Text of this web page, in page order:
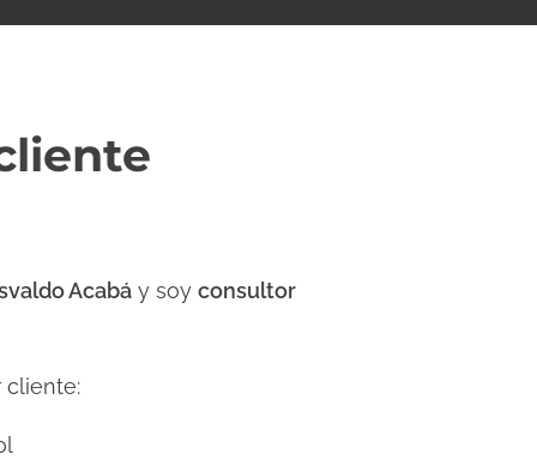
Acabá y soy consultor
cliente: